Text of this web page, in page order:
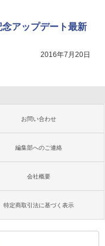
念アップデート最新
2016年7月20日
お問い合わせ
編集部へのご連絡
会社概要
特定商取引法に基づく表示